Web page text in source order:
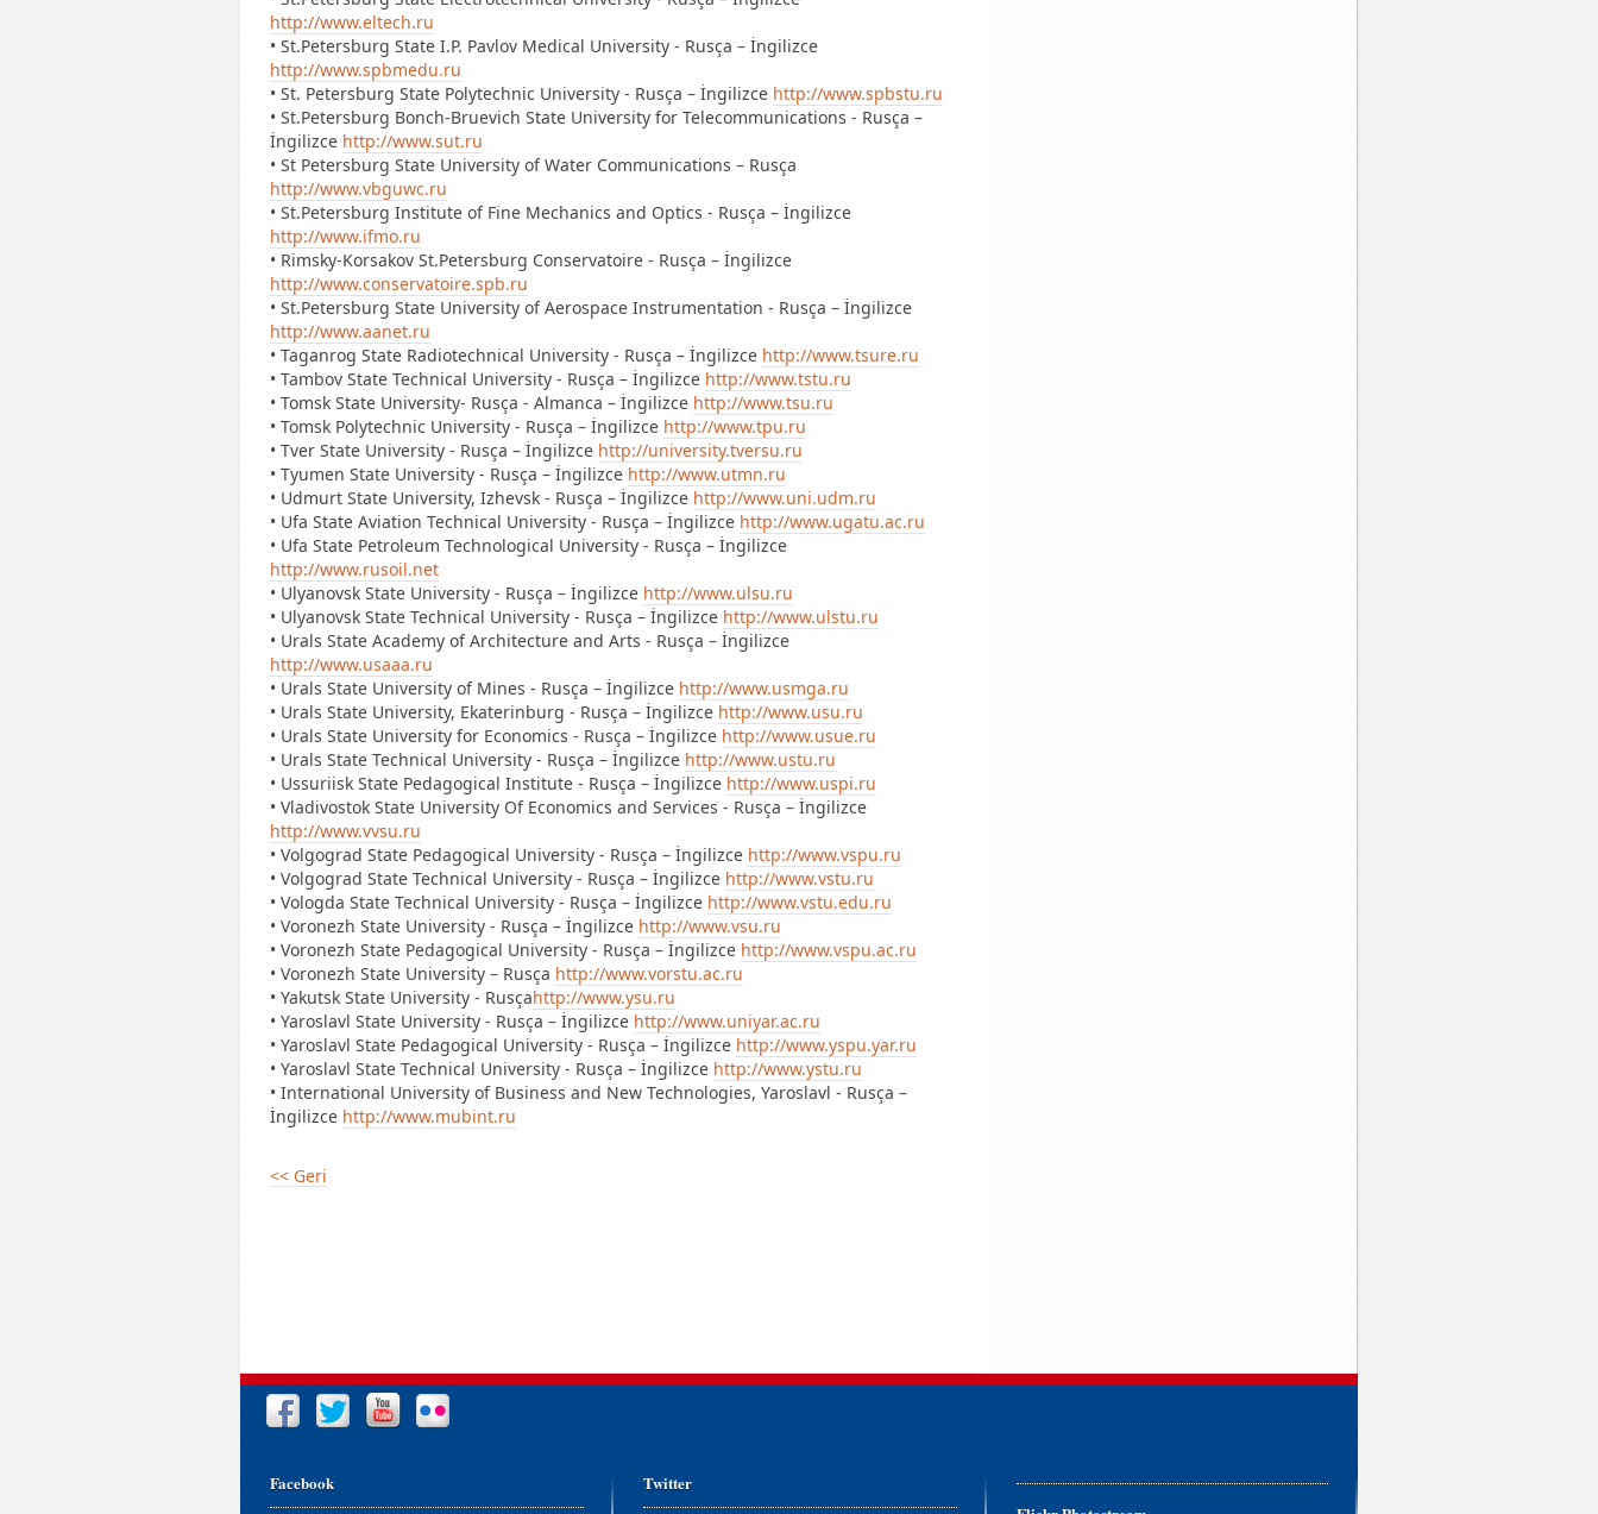
http://www.eltech.ru
• St.Petersburg State I.P. Pavlov Medical University - Rusça – İngilizce
http://www.spbmedu.ru
• St. Petersburg State Polytechnic University - Rusça – İngilizce http://www.spbstu.ru
• St.Petersburg Bonch-Bruevich State University for Telecommunications - Rusça –
İngilizce http://www.sut.ru
• St Petersburg State University of Water Communications – Rusça
http://www.vbguwc.ru
• St.Petersburg Institute of Fine Mechanics and Optics - Rusça – İngilizce
http://www.ifmo.ru
• Rimsky-Korsakov St.Petersburg Conservatoire - Rusça – İngilizce
http://www.conservatoire.spb.ru
• St.Petersburg State University of Aerospace Instrumentation - Rusça – İngilizce
http://www.aanet.ru
• Taganrog State Radiotechnical University - Rusça – İngilizce http://www.tsure.ru
• Tambov State Technical University - Rusça – İngilizce http://www.tstu.ru
• Tomsk State University- Rusça - Almanca – İngilizce http://www.tsu.ru
• Tomsk Polytechnic University - Rusça – İngilizce http://www.tpu.ru
• Tver State University - Rusça – İngilizce http://university.tversu.ru
• Tyumen State University - Rusça – İngilizce http://www.utmn.ru
• Udmurt State University, Izhevsk - Rusça – İngilizce http://www.uni.udm.ru
• Ufa State Aviation Technical University - Rusça – İngilizce http://www.ugatu.ac.ru
• Ufa State Petroleum Technological University - Rusça – İngilizce
http://www.rusoil.net
• Ulyanovsk State University - Rusça – İngilizce http://www.ulsu.ru
• Ulyanovsk State Technical University - Rusça – İngilizce http://www.ulstu.ru
• Urals State Academy of Architecture and Arts - Rusça – İngilizce
http://www.usaaa.ru
• Urals State University of Mines - Rusça – İngilizce http://www.usmga.ru
• Urals State University, Ekaterinburg - Rusça – İngilizce http://www.usu.ru
• Urals State University for Economics - Rusça – İngilizce http://www.usue.ru
• Urals State Technical University - Rusça – İngilizce http://www.ustu.ru
• Ussuriisk State Pedagogical Institute - Rusça – İngilizce http://www.uspi.ru
• Vladivostok State University Of Economics and Services - Rusça – İngilizce
http://www.vvsu.ru
• Volgograd State Pedagogical University - Rusça – İngilizce http://www.vspu.ru
• Volgograd State Technical University - Rusça – İngilizce http://www.vstu.ru
• Vologda State Technical University - Rusça – İngilizce http://www.vstu.edu.ru
• Voronezh State University - Rusça – İngilizce http://www.vsu.ru
• Voronezh State Pedagogical University - Rusça – İngilizce http://www.vspu.ac.ru
• Voronezh State University – Rusça http://www.vorstu.ac.ru
• Yakutsk State University - Rusçahttp://www.ysu.ru
• Yaroslavl State University - Rusça – İngilizce http://www.uniyar.ac.ru
• Yaroslavl State Pedagogical University - Rusça – İngilizce http://www.yspu.yar.ru
• Yaroslavl State Technical University - Rusça – İngilizce http://www.ystu.ru
• International University of Business and New Technologies, Yaroslavl - Rusça –
İngilizce http://www.mubint.ru
<< Geri
Facebook
Twitter